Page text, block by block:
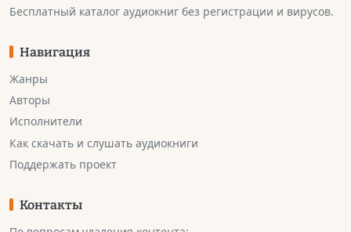
Бесплатный каталог аудиокниг без регистрации и вирусов.
Навигация
Жанры
Авторы
Исполнители
Как скачать и слушать аудиокниги
Поддержать проект
Контакты